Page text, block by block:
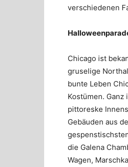
verschiedenen
Chicago ist
gruselige
bunte Leben
Kostümen.
pittoreske
Gebäuden aus
die Galena
Wagen,